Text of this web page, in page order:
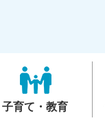
子育て・教育